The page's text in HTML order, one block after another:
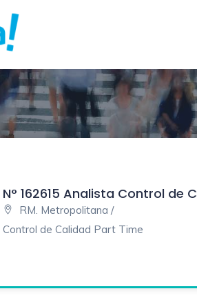
N° 162615 Analista Control de
RM. Metropolitana /
Control de Calidad Part Time